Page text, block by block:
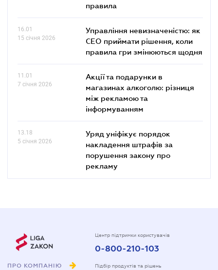
правила
16.01
15 січня 2026
Управління невизначеністю: як
СЕО приймати рішення, коли
правила гри змінюються щодня
11.01
7 січня 2026
Акції та подарунки в
магазинах алкоголю: різниця
між рекламою та
інформуванням
13.18
5 січня 2026
Уряд уніфікує порядок
накладення штрафів за
порушення закону про
рекламу
ПРО КОМПАНІЮ
Центр підтримки користувачів
0-800-210-103
Підбір продуктів та рішень